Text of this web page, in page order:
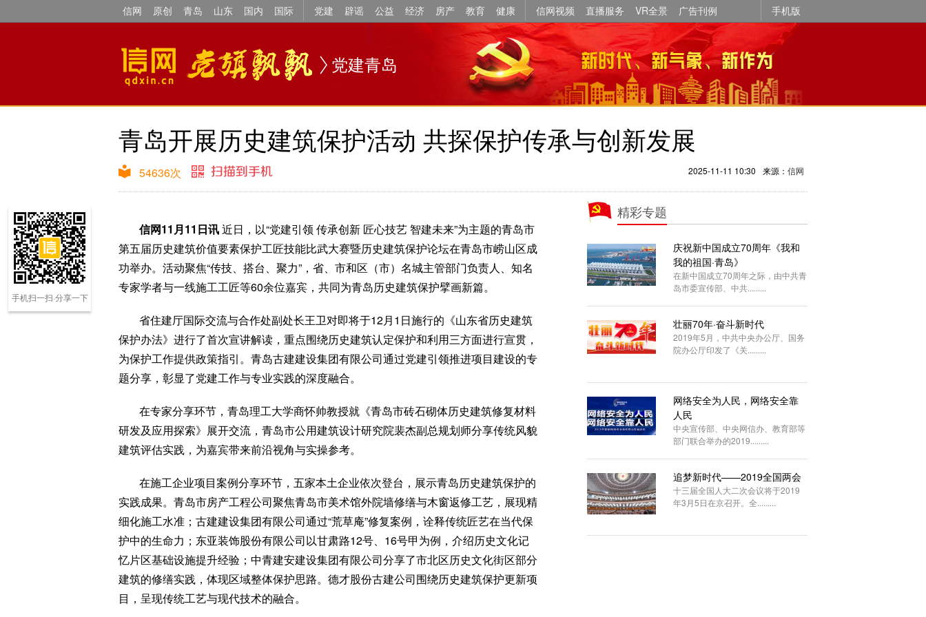
信网 原创 青岛 山东 国内 国际 党建 辟谣 公益 经济 房产 教育 健康 信网视频 直播服务 VR全景 广告刊例 手机版
党建青岛
青岛开展历史建筑保护活动 共探保护传承与创新发展
2025-11-11 10:30 来源： 信网
54636次
信网11月11日讯近日，以“党建引领 传承创新 匠心技艺 智建未来”为主题的青岛市
第五届历史建筑价值要素保护工匠技能比武大赛暨历史建筑保护论坛在青岛市崂山区成
功举办。活动聚焦“传技、搭台、聚力”，省、市和区（市）名城主管部门负责人、知名
专家学者与一线施工工匠等60余位嘉宾，共同为青岛历史建筑保护擘画新篇。
省住建厅国际交流与合作处副处长王卫对即将于12月1日施行的《山东省历史建筑
保护办法》进行了首次宣讲解读，重点围绕历史建筑认定保护和利用三方面进行宣贯，
为保护工作提供政策指引。青岛古建建设集团有限公司通过党建引领推进项目建设的专
题分享，彰显了党建工作与专业实践的深度融合。
在专家分享环节，青岛理工大学商怀帅教授就《青岛市砖石砌体历史建筑修复材料
研发及应用探索》展开交流，青岛市公用建筑设计研究院裴杰副总规划师分享传统风貌
建筑评估实践，为嘉宾带来前沿视角与实操参考。
在施工企业项目案例分享环节，五家本土企业依次登台，展示青岛历史建筑保护的
实践成果。青岛市房产工程公司聚焦青岛市美术馆外院墙修缮与木窗返修工艺，展现精
细化施工水准；古建建设集团有限公司通过“荒草庵”修复案例，诠释传统匠艺在当代保
护中的生命力；东亚装饰股份有限公司以甘肃路12号、16号甲为例，介绍历史文化记
忆片区基础设施提升经验；中青建安建设集团有限公司分享了市北区历史文化街区部分
建筑的修缮实践，体现区域整体保护思路。德才股份古建公司围绕历史建筑保护更新项
目，呈现传统工艺与现代技术的融合。
精彩专题
庆祝新中国成立70周年《我和
我的祖国·青岛》
在新中国成立70周年之际，由中共青
岛市委宣传部、中共.........
壮丽70年·奋斗新时代
2019年5月，中共中央办公厅、国务
院办公厅印发了《关.........
网络安全为人民，网络安全靠
人民
中央宣传部、中央网信办、教育部等
部门联合举办的2019.........
追梦新时代——2019全国两会
十三届全国人大二次会议将于2019
年3月5日在京召开。全.........
手机扫一扫·分享一下